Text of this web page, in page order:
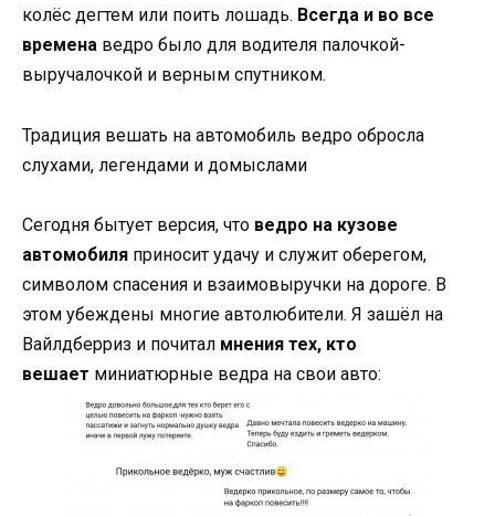
колёс дегтем или поить лошадь. Всегда и во все
времена ведро было для водителя палочкой-
выручалочкой и верным спутником.
Традиция вешать на автомобиль ведро обросла
слухами, легендами и домыслами
Сегодня бытует версия, что ведро на кузове
автомобиля приносит удачу и служит оберегом,
символом спасения и взаимовыручки на дороге. В
этом убеждены многие автолюбители. Я зашёл на
Вайлдберриз и почитал мнения тех, кто
вешает миниатюрные ведра на свои авто: